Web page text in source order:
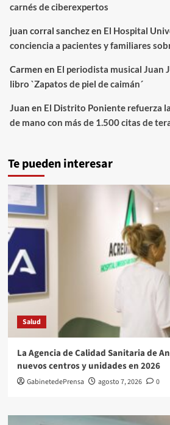
carnés de ciberexpertos
juan corral sanchezen El Hospital
conciencia a pacientes y familiares
Carmen en El periodista musical Juan
libro `Zapatos de piel de caimán´
Juan en El Distrito Poniente refuerza
de mano con más de 1.500 citas de
Te pueden interesar
Salud
La Agencia de Calidad Sanitaria de
nuevos centros y unidades en 2026
GabinetedePrensa agosto 7, 2026 0